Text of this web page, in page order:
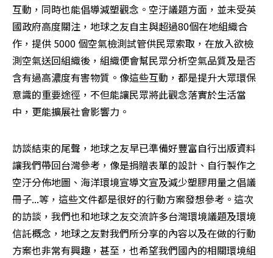
互動，同時也能倡導減塑觀念。空汙議題方面，並未受英
國政府高度關注，地球之友自主與超過80個在地組織合
作，提供 5000 個空氣檢測試管供民眾索取，在放入欲檢
測空氣送回組織後，組織便會幫民眾分析空氣品質及是否
含有過高濃度有害物質。像這些互動，都是提升大眾環保
意識的重要途徑，不但能讓民眾將此觀念落實於生活當
中，更能擴展社會影響力。
訪談結束的尾聲，地球之友早已準備好豐富自行出版資料
讓我們帶回台灣參考，像是捐贈表單的設計、自行製作之
空汙分佈地圖、海洋環境宣導文宣及減少塑膠用量之倡議
冊子...等，這些文件都是很好的行動方案發想參考。這次
的訪談，我們也和地球之友交流許多台灣環境議題及環境
信託概念，地球之友對我們所分享的內容以及在做的行動
方案也非常有興趣，甚至，也希望我們國內的相關環境組